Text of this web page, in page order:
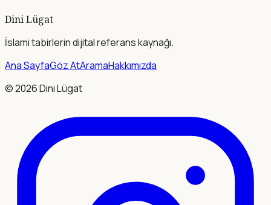
Dini Lügat
İslami tabirlerin dijital referans kaynağı.
Ana SayfaGöz AtAramaHakkımızda
©2026Dini Lügat